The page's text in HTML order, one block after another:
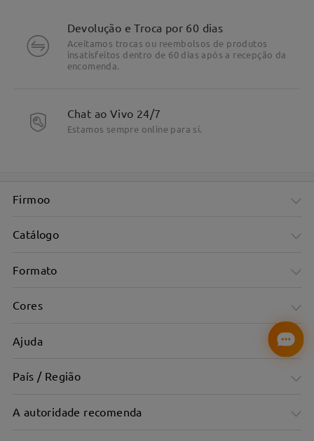
Devolução e Troca por 60 dias
Aceitamos trocas ou reembolsos de produtos
insatisfeitos dentro de 60 dias após a recepção da
encomenda.
Chat ao Vivo 24/7
Estamos sempre online para si.
Firmoo
Catálogo
Formato
Cores
Ajuda
País / Região
A autoridade recomenda